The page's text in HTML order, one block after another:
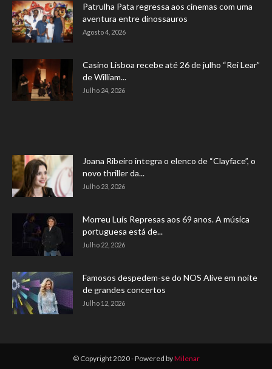
Patrulha Pata regressa aos cinemas com uma
aventura entre dinossauros
Agosto 4, 2026
Casino Lisboa recebe até 26 de julho “Rei Lear”
de William...
Julho 24, 2026
Joana Ribeiro integra o elenco de “Clayface”, o
novo thriller da...
Julho 23, 2026
Morreu Luís Represas aos 69 anos. A música
portuguesa está de...
Julho 22, 2026
Famosos despedem-se do NOS Alive em noite
de grandes concertos
Julho 12, 2026
© Copyright 2020 - Powered byMilenar